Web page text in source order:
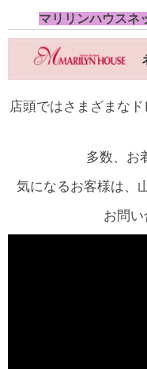
マリリンハウスネ
店頭ではさまざまな
多数、お
気になるお客様は、
お問